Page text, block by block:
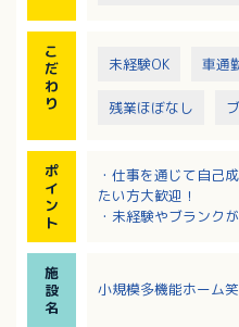
こ
だ
わ
り
未経験OK 車通
残業ほぼなし
ポ
イ
ン
ト
・仕事を通じて自己
たい方大歓迎！
・未経験やブランク
チベーションアップ
・「定年後も介護・
施
設
名
小規模多機能ホーム